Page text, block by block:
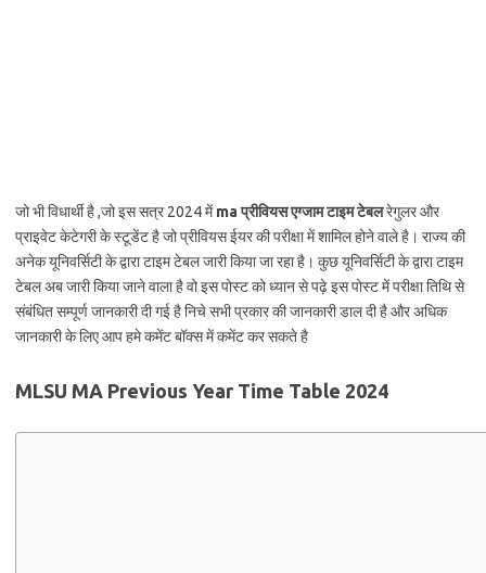
जो भी विधार्थी है ,जो इस सत्र 2024 मेंma प्रीवियस एग्जाम टाइम टेबलरेगुलर और
प्राइवेट केटेगरी के स्टूडेंट है जो प्रीवियस ईयर की परीक्षा में शामिल होने वाले है। राज्य की
अनेक यूनिवर्सिटी के द्वारा टाइम टेबल जारी किया जा रहा है। कुछ यूनिवर्सिटी के द्वारा टाइम
टेबल अब जारी किया जाने वाला है वो इस पोस्ट को ध्यान से पढ़े इस पोस्ट में परीक्षा तिथि से
संबंधित सम्पूर्ण जानकारी दी गई है निचे सभी प्रकार की जानकारी डाल दी है और अधिक
जानकारी के लिए आप हमे कमेंट बॉक्स में कमेंट कर सकते है
MLSU MA Previous Year Time Table 2024